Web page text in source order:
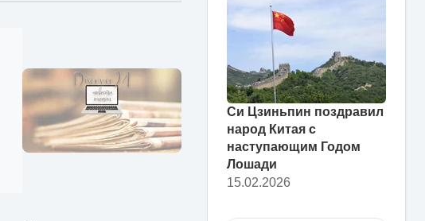
Си Цзиньпин поздравил
народ Китая с
наступающим Годом
Лошади
15.02.2026